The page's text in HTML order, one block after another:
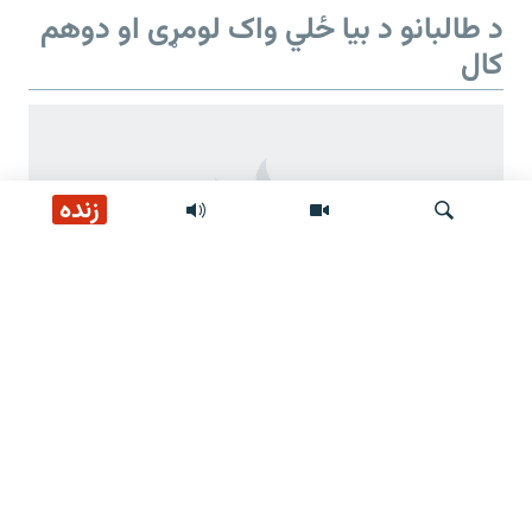
زنده
د طالبانو د بیا ځلي واک لومړی او دوهم
کال